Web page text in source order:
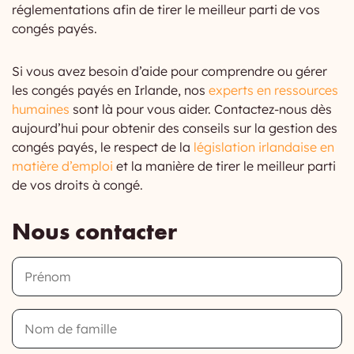
réglementations afin de tirer le meilleur parti de vos
congés payés.
Si vous avez besoin d’aide pour comprendre ou gérer
les congés payés en Irlande, nos experts en ressources
humaines sont là pour vous aider. Contactez-nous dès
aujourd’hui pour obtenir des conseils sur la gestion des
congés payés, le respect de la législation irlandaise en
matière d’emploi et la manière de tirer le meilleur parti
de vos droits à congé.
Nous contacter
Prénom
Nom
de
famille